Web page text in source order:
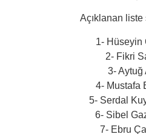
Açıklanan
1- Hüseyin
2- Fikri
3- Aytuğ
4- Mustafa
5- Serdal
6- Sibel
7- Ebru